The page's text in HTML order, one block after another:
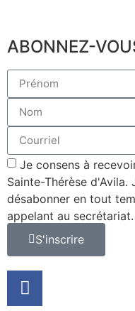
ABONNEZ-
Je consens à
Sainte-Thérèse
désabonner en tout
appelant au secrétariat.
S'inscrire